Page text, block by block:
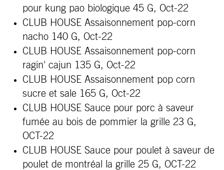
pour kung pao biologique 45 G, Oct-22
CLUB HOUSE Assaisonnement pop-corn
nacho 140 G, Oct-22
CLUB HOUSE Assaisonnement pop-corn
ragin' cajun 135 G, Oct-22
CLUB HOUSE Assaisonnement pop corn
sucre et sale 165 G, Oct-22
CLUB HOUSE Sauce pour porc à saveur
fumée au bois de pommier la grille 23 G,
OCT-22
CLUB HOUSE Sauce pour poulet à saveur de
poulet de montréal la grille 25 G, OCT-22